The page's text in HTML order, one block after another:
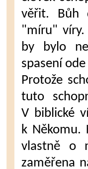
věřit. Bůh
"míru" víry.
by bylo
spasení
Protože
tuto
V biblické
k Někomu.
vlastně o
zaměřena